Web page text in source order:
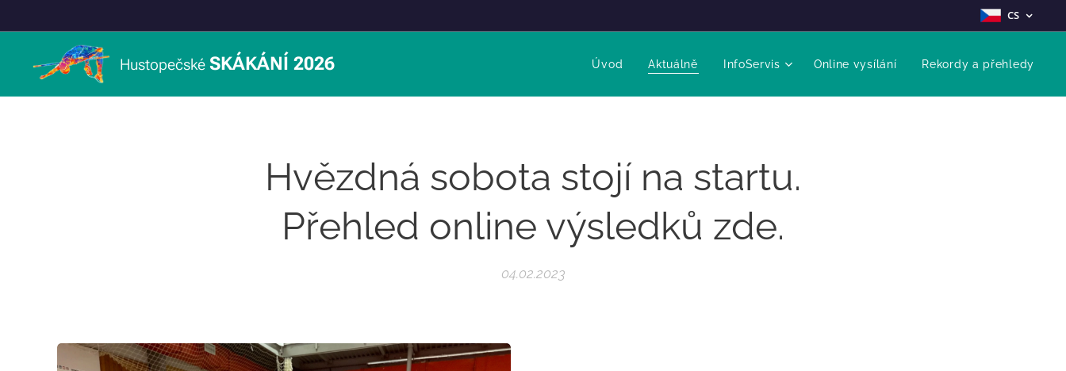
CS
Hustopečské SKÁKÁNÍ 2026 Úvod Aktuálně InfoServis Online vysílání Rekordy a přehledy
Hvězdná sobota stojí na startu.
Přehled online výsledků zde.
04.02.2023